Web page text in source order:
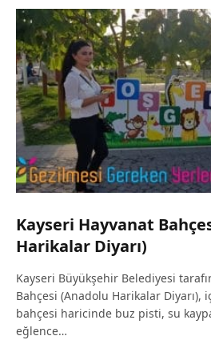
Kayseri Hayvanat
Harikalar Diyarı)
Kayseri Büyükşehir Belediyesi
Bahçesi (Anadolu Harikalar Diyarı),
bahçesi haricinde buz pisti, su
eğlence…